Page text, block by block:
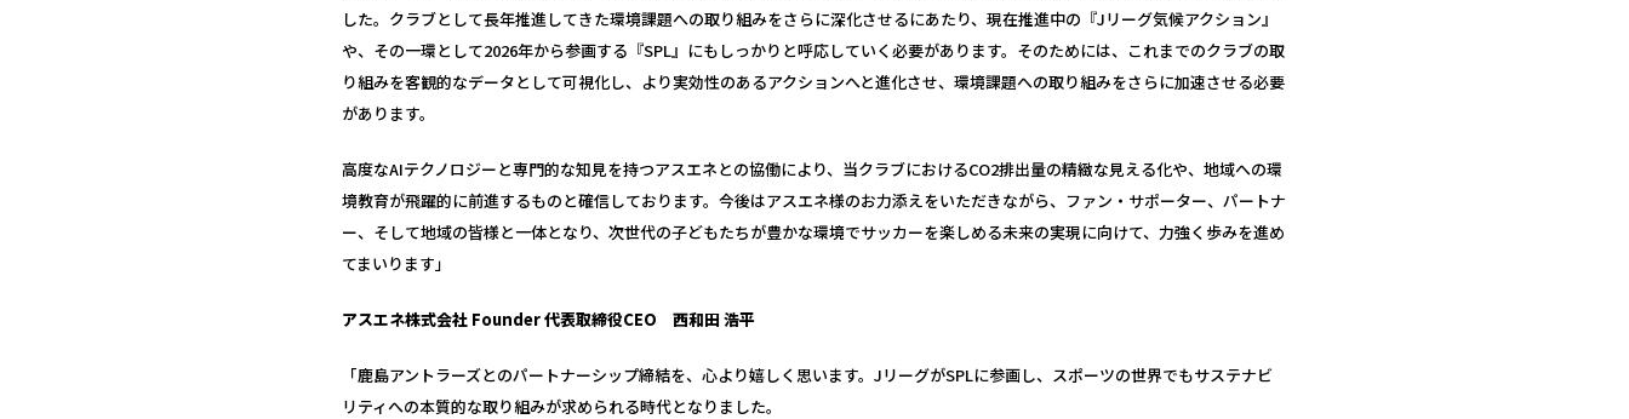
した。クラブとして長年推進してきた環境課題への取り組みをさらに深化させるにあたり、現在推進中の『Jリーグ気候アクション』
や、その一環として2026年から参画する『SPL』にもしっかりと呼応していく必要があります。そのためには、これまでのクラブの取
り組みを客観的なデータとして可視化し、より実効性のあるアクションへと進化させ、環境課題への取り組みをさらに加速させる必要
があります。
高度なAIテクノロジーと専門的な知見を持つアスエネとの協働により、当クラブにおけるCO2排出量の精緻な見える化や、地域への環
境教育が飛躍的に前進するものと確信しております。今後はアスエネ様のお力添えをいただきながら、ファン・サポーター、パートナ
ー、そして地域の皆様と一体となり、次世代の子どもたちが豊かな環境でサッカーを楽しめる未来の実現に向けて、力強く歩みを進め
てまいります」
アスエネ株式会社 Founder 代表取締役CEO 西和田 浩平
「鹿島アントラーズとのパートナーシップ締結を、心より嬉しく思います。JリーグがSPLに参画し、スポーツの世界でもサステナビ
リティへの本質的な取り組みが求められる時代となりました。